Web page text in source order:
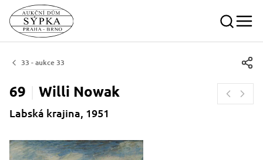
33 - aukce 33
69 Willi Nowak
Labská krajina, 1951